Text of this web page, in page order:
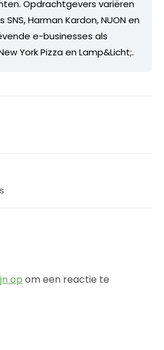
Opdrachtgevers variëren
Harman Kardon, NUON en
e-businesses als
York Pizza en Lamp&Licht;.
op om een reactie te